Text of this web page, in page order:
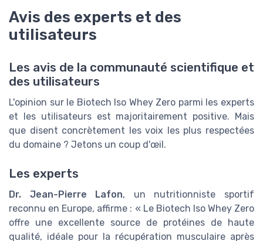
Avis des experts et des
utilisateurs
Les avis de la communauté scientifique et
des utilisateurs
L'opinion sur le Biotech Iso Whey Zero parmi les experts
et les utilisateurs est majoritairement positive. Mais
que disent concrètement les voix les plus respectées
du domaine ? Jetons un coup d'œil.
Les experts
Dr. Jean-Pierre Lafon, un nutritionniste sportif
reconnu en Europe, affirme : « Le Biotech Iso Whey Zero
offre une excellente source de protéines de haute
qualité, idéale pour la récupération musculaire après